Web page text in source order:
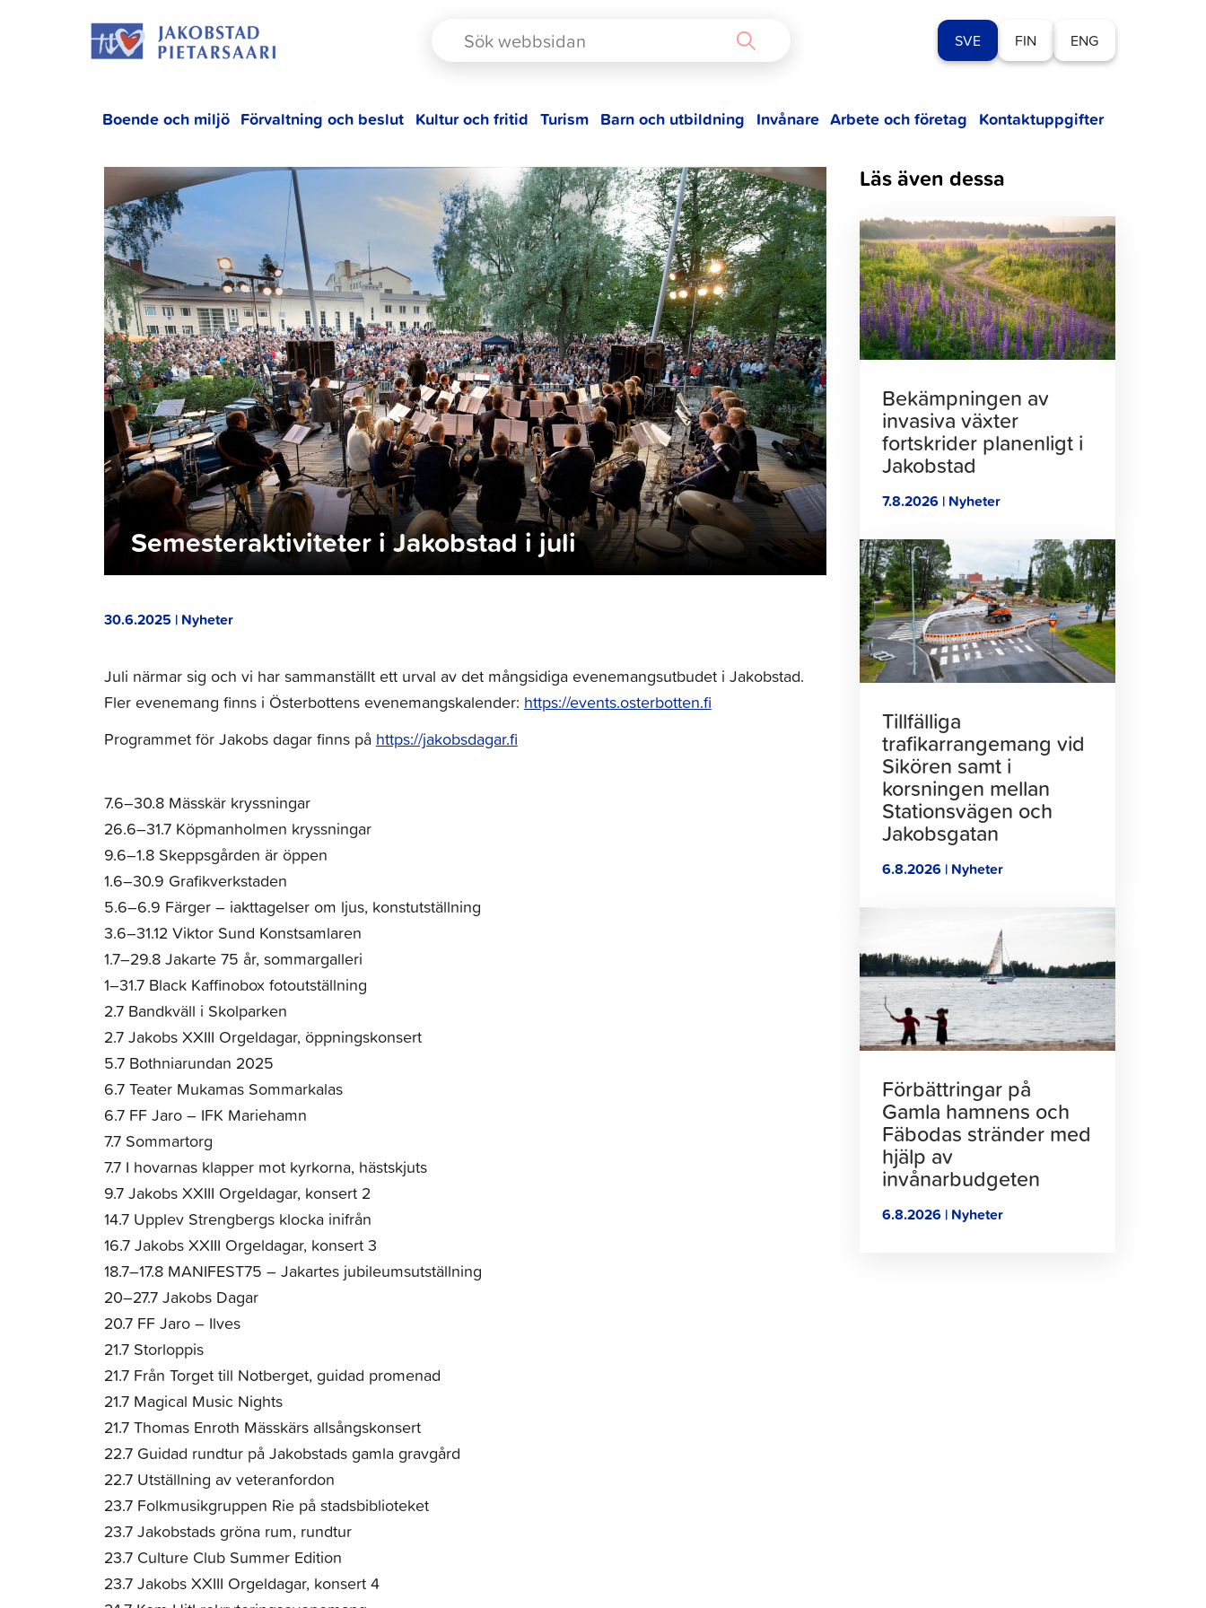
SVE FIN ENG
Boende och miljö Förvaltning och beslut Kultur och fritid Turism Barn och utbildning Invånare Arbete och företag Kontaktuppgifter
Semesteraktiviteter i Jakobstad i juli
30.6.2025 | Nyheter
Juli närmar sig och vi har sammanställt ett urval av det mångsidiga evenemangsutbudet i Jakobstad.
Fler evenemang finns i Österbottens evenemangskalender: https://events.osterbotten.fi
Programmet för Jakobs dagar finns på https://jakobsdagar.fi
7.6–30.8 Mässkär kryssningar
26.6–31.7 Köpmanholmen kryssningar
9.6–1.8 Skeppsgården är öppen
1.6–30.9 Grafikverkstaden
5.6–6.9 Färger – iakttagelser om ljus, konstutställning
3.6–31.12 Viktor Sund Konstsamlaren
1.7–29.8 Jakarte 75 år, sommargalleri
1–31.7 Black Kaffinobox fotoutställning
2.7 Bandkväll i Skolparken
2.7 Jakobs XXIII Orgeldagar, öppningskonsert
5.7 Bothniarundan 2025
6.7 Teater Mukamas Sommarkalas
6.7 FF Jaro – IFK Mariehamn
7.7 Sommartorg
7.7 I hovarnas klapper mot kyrkorna, hästskjuts
9.7 Jakobs XXIII Orgeldagar, konsert 2
14.7 Upplev Strengbergs klocka inifrån
16.7 Jakobs XXIII Orgeldagar, konsert 3
18.7–17.8 MANIFEST75 – Jakartes jubileumsutställning
20–27.7 Jakobs Dagar
20.7 FF Jaro – Ilves
21.7 Storloppis
21.7 Från Torget till Notberget, guidad promenad
21.7 Magical Music Nights
21.7 Thomas Enroth Mässkärs allsångskonsert
22.7 Guidad rundtur på Jakobstads gamla gravgård
22.7 Utställning av veteranfordon
23.7 Folkmusikgruppen Rie på stadsbiblioteket
23.7 Jakobstads gröna rum, rundtur
23.7 Culture Club Summer Edition
23.7 Jakobs XXIII Orgeldagar, konsert 4
Läs även dessa
Klicka
för
att
läsa
artikeln
Bekämpningen av
invasiva växter
fortskrider planenligt i
Jakobstad
7.8.2026 | Nyheter
Klicka
för
att
läsa
artikeln
Tillfälliga
trafikarrangemang vid
Sikören samt i
korsningen mellan
Stationsvägen och
Jakobsgatan
6.8.2026 | Nyheter
att
läsa
artikeln
Förbättringar på
Gamla hamnens och
Fäbodas stränder med
hjälp av
invånarbudgeten
6.8.2026 | Nyheter